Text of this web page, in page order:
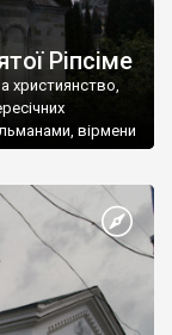
Ріпсіме
християнство,
вірмени